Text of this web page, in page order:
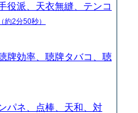
役派、天衣無縫、テンコ
（約2分50秒）
牌効率、聴牌タバコ、聴
パネ、点棒、天和、対